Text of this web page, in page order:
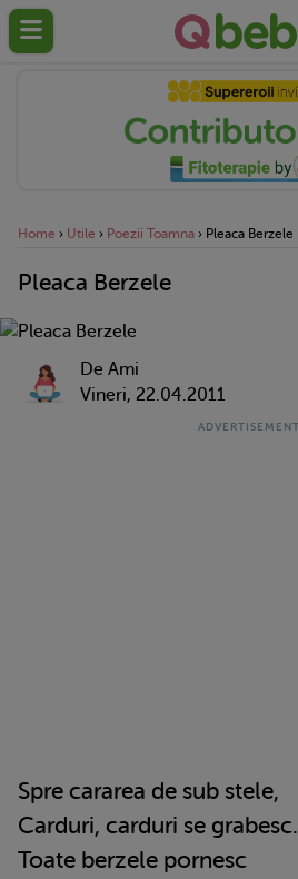
Home › Utile › Poezii Toamna › Pleaca Berzele
Pleaca Berzele
De Ami
Vineri, 22.04.2011
Spre cararea de sub stele,
Carduri, carduri se grabesc.
Toate berzele pornesc